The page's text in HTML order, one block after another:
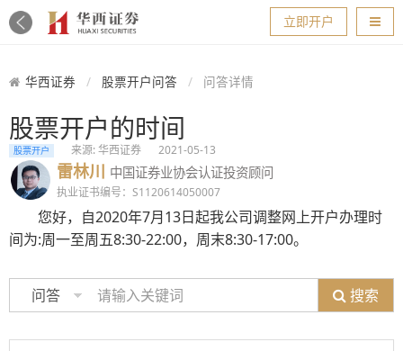
导航
立即开户
华西证券 股票开户问答 问答详情
股票开户的时间
股票开户 来源: 华西证券 2021-05-13
雷林川 中国证券业协会认证投资顾问
执业证书编号：S1120614050007
您好，自2020年7月13日起我公司调整网上开户办理时
间为:周一至周五8:30-22:00，周末8:30-17:00。
问答 搜索